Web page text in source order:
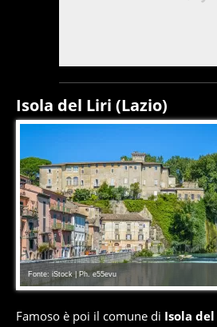
Isola del Liri (Lazio)
Fonte: iStock | Ph. e55evu
Famoso è poi il comune di Isola